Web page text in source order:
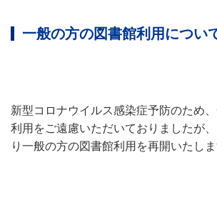
一般の方の図書館利用につい
新型コロナウイルス感染症予防のため
利用をご遠慮いただいておりましたが
り一般の方の図書館利用を再開いたしま